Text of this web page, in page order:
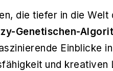
die tiefer in die
Genetischen-
Einblicke
und kreativen